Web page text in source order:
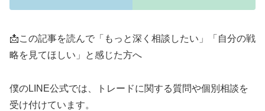
📩この記事を読んで「もっと深く相談したい」「自分の戦
略を見てほしい」と感じた方へ
僕のLINE公式では、トレードに関する質問や個別相談を
受け付けています。